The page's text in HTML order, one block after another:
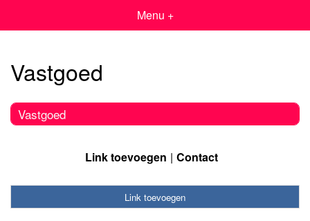
Menu +
Vastgoed
Vastgoed
Link toevoegen Contact
Link toevoegen